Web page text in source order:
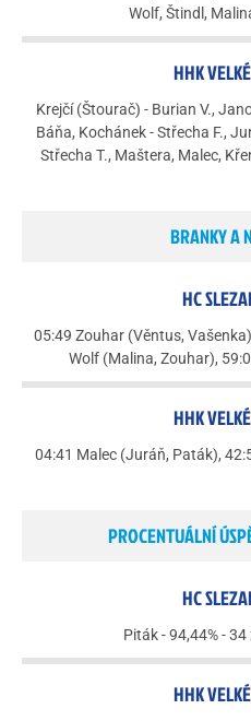
Wolf, Štindl,
HHK
Krejčí (Štourač) - Burian V.,
Báňa, Kochánek - Střecha F.,
Střecha T., Maštera, Malec,
BRANKY A
HC
05:49 Zouhar (Věntus,
Wolf (Malina, Zouhar),
HHK
04:41 Malec (Juráň, Paták),
PROCENTUÁLNÍ
HC
Piták - 94,44% -
HHK